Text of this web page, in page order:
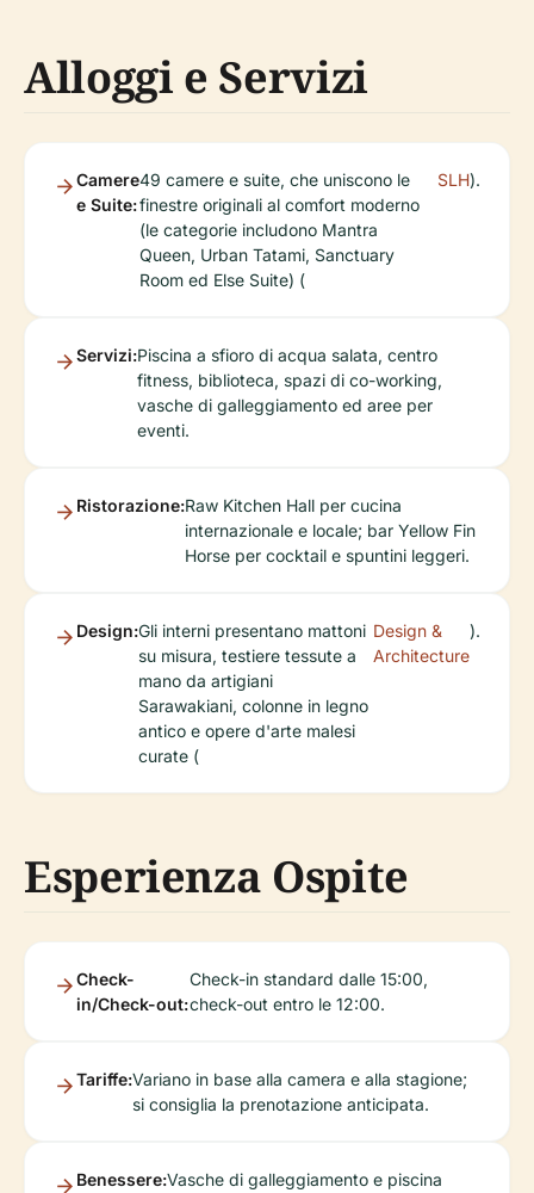
Alloggi e Servizi
Camere
e Suite:
49 camere e suite, che uniscono le
finestre originali al comfort moderno
(le categorie includono Mantra
Queen, Urban Tatami, Sanctuary
Room ed Else Suite) (
SLH).
Servizi:Piscina a sfioro di acqua salata, centro
fitness, biblioteca, spazi di co-working,
vasche di galleggiamento ed aree per
eventi.
Ristorazione:Raw Kitchen Hall per cucina
internazionale e locale; bar Yellow Fin
Horse per cocktail e spuntini leggeri.
Design:Gli interni presentano mattoni
su misura, testiere tessute a
mano da artigiani
Sarawakiani, colonne in legno
antico e opere d'arte malesi
curate (
Design &
Architecture
).
Esperienza Ospite
Check-
in/Check-out:
Check-in standard dalle 15:00,
check-out entro le 12:00.
Tariffe:Variano in base alla camera e alla stagione;
si consiglia la prenotazione anticipata.
Benessere:Vasche di galleggiamento e piscina